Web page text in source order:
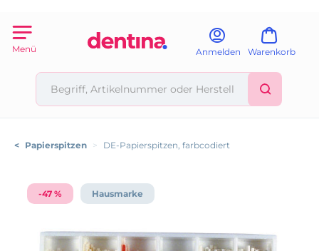
Menü Anmelden Warenkorb
< Papierspitzen > DE-Papierspitzen, farbcodiert
-47 % Hausmarke